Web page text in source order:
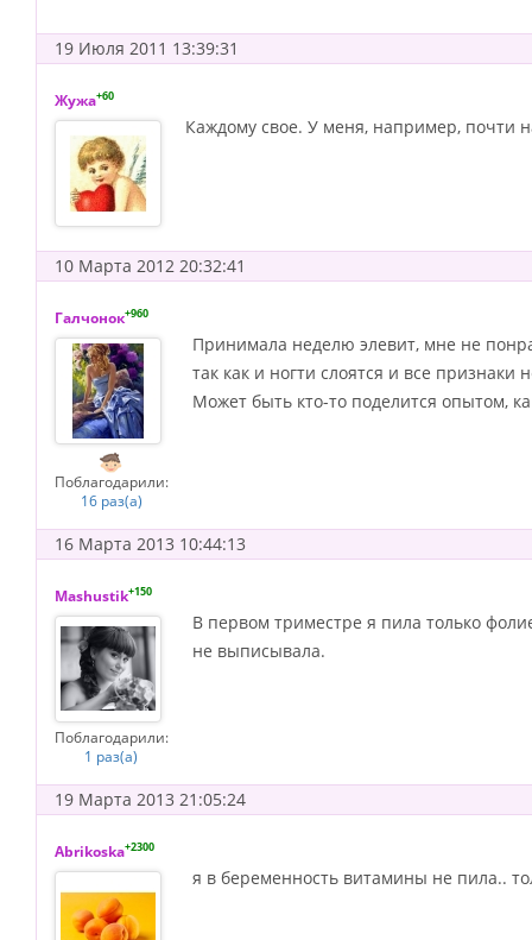
19 Июля 2011 13:39:31
Жужа+60
Каждому свое. У меня, например, почти
10 Марта 2012 20:32:41
Галчонок+960
Поблагодарили:
16 раз(а)
Принимала неделю элевит, мне не
так как и ногти слоятся и все признаки
Может быть кто-то поделится опытом,
16 Марта 2013 10:44:13
Mashustik+150
Поблагодарили:
1 раз(а)
В первом триместре я пила только
не выписывала.
19 Марта 2013 21:05:24
Abrikoska+2300
я в беременность витамины не пила..